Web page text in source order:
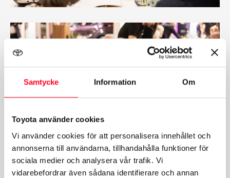
Samtycke Information Om
Toyota använder cookies
Vi använder cookies för att personalisera innehållet och
annonserna till användarna, tillhandahålla funktioner för
sociala medier och analysera vår trafik. Vi
vidarebefordrar även sådana identifierare och annan